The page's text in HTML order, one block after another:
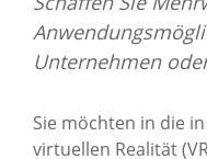
News Archiv
Unternehmen
Sie möchten in die
virtuellen Realität